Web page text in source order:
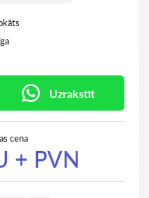
Uzrakstīt
cena
+ PVN